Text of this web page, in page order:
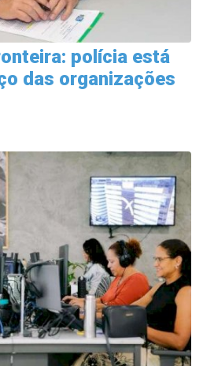
polícia está
das organizações